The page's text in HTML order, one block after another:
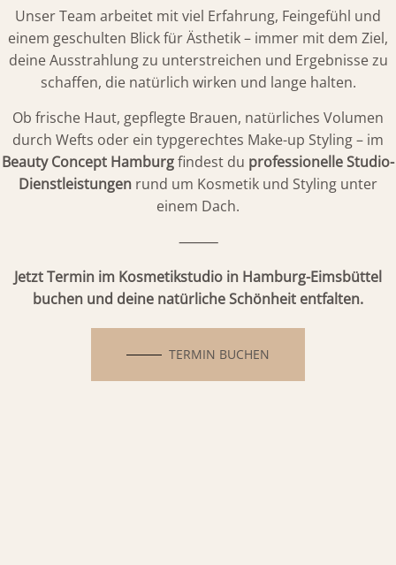
Unser Team arbeitet mit viel Erfahrung, Feingefühl und
einem geschulten Blick für Ästhetik – immer mit dem Ziel,
deine Ausstrahlung zu unterstreichen und Ergebnisse zu
schaffen, die natürlich wirken und lange halten.
Ob frische Haut, gepflegte Brauen, natürliches Volumen
durch Wefts oder ein typgerechtes Make-up Styling – im
Beauty Concept Hamburgfindest du professionelle Studio-
Dienstleistungen rund um Kosmetik und Styling unter
einem Dach.
⸻
Jetzt Termin im Kosmetikstudio in Hamburg-Eimsbüttel
buchen und deine natürliche Schönheit entfalten.
TERMIN BUCHEN